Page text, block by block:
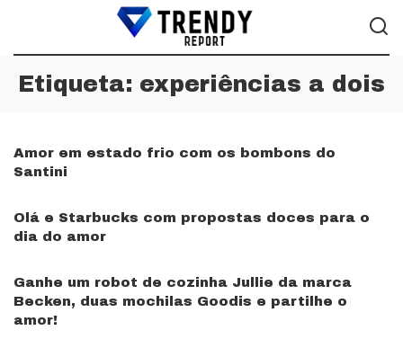
Etiqueta: experiências a dois
Amor em estado frio com os bombons do
Santini
Olá e Starbucks com propostas doces para o
dia do amor
Ganhe um robot de cozinha Jullie da marca
Becken, duas mochilas Goodis e partilhe o
amor!